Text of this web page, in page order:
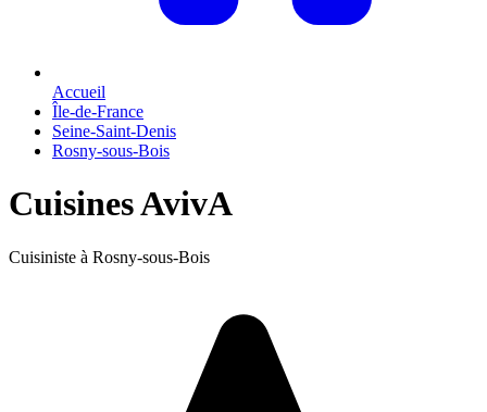
Accueil
Île-de-France
Seine-Saint-Denis
Rosny-sous-Bois
Cuisines AvivA
Cuisiniste à Rosny-sous-Bois